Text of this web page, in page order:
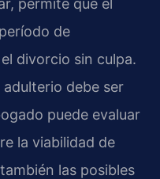
permite que el
de
divorcio sin culpa.
debe ser
puede evaluar
la viabilidad de
las posibles